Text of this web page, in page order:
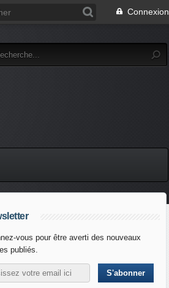
Connexion
vous pour être averti des nouveaux
publiés.